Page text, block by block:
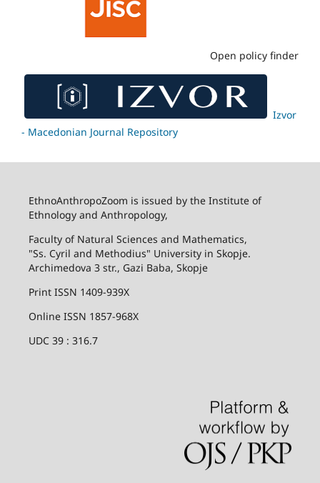
Open policy finder
Izvor
- Macedonian Journal Repository
EthnoAnthropoZoom is issued by the Institute of
Ethnology and Anthropology,
Faculty of Natural Sciences and Mathematics,
"Ss. Cyril and Methodius" University in Skopje.
Archimedova 3 str., Gazi Baba, Skopje
Print ISSN 1409-939X
Online ISSN 1857-968X
UDC 39 : 316.7